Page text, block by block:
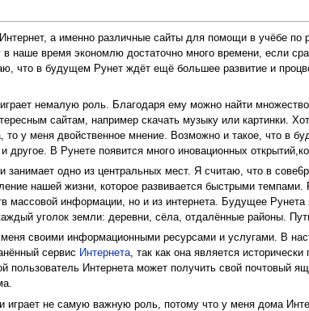
а именно различные сайты для помощи в учёбе
наше время экономлю достаточно много времени, если
что в будущем Рунет ждёт ещё большее развитие и
немалую роль. Благодаря ему можно найти
сайтам, например скачать музыку или картинки.
у меня двойственное мнение. Возможно и такое, что в
В Рунете появится много иновационных
занимает одно из центральных мест. Я считаю, что в
нашей жизни, которое развивается быстрыми
массовой информации, но и из интернета. Будущее
уголок земли: деревни, сёла, отдалённые районы.
своими информационными ресурсами и услугами. В
сервис Интернета, так как она является
пользователь Интернета может получить свой почтовый
не самую важную роль, потому что у меня дома